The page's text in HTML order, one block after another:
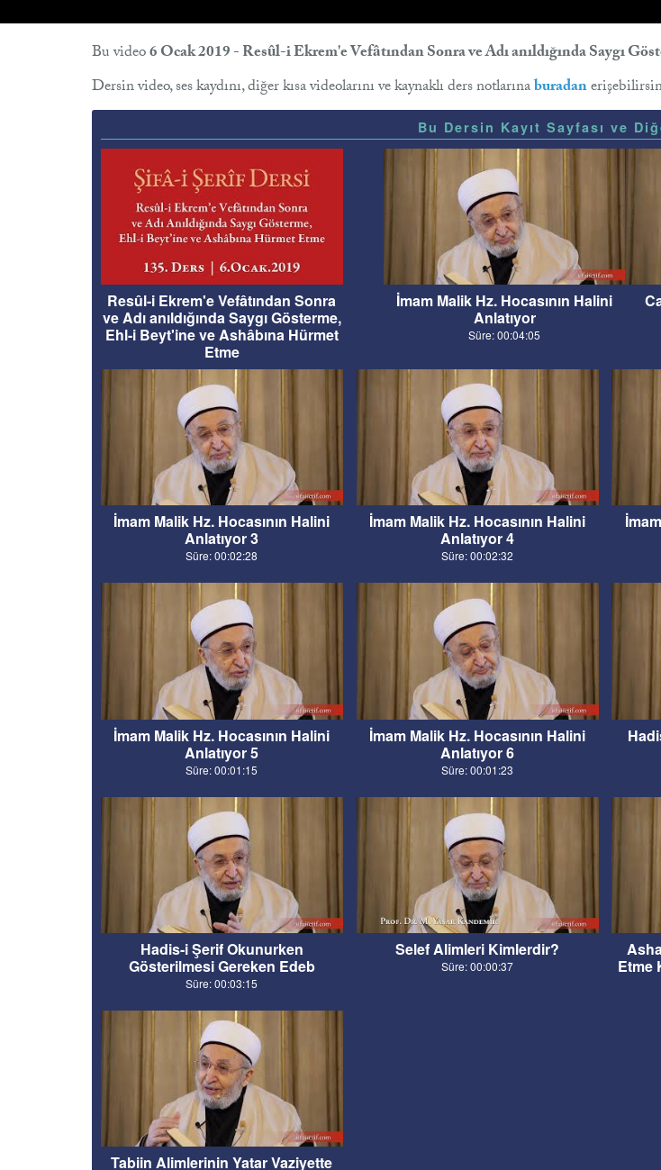
Bu video6 Ocak 2019 - Resûl-i Ekrem'e Vefâtından Sonra ve Adı anıldığında Saygı
Dersin video, ses kaydını, diğer kısa videolarını ve kaynaklı ders notlarınaburadan
Bu Dersin Kayıt Sayfası ve
Resûl-i Ekrem'e Vefâtından Sonra
ve Adı anıldığında Saygı Gösterme,
Ehl-i Beyt'ine ve Ashâbına Hürmet
Etme
İmam Malik Hz. Hocasının Halini
Anlatıyor
Süre: 00:04:05
İmam Malik Hz. Hocasının Halini
Anlatıyor 3
Süre: 00:02:28
İmam Malik Hz. Hocasının Halini
Anlatıyor 4
Süre: 00:02:32
İmam Malik Hz. Hocasının Halini
Anlatıyor 5
Süre: 00:01:15
İmam Malik Hz. Hocasının Halini
Anlatıyor 6
Süre: 00:01:23
Hadis-i Şerif Okunurken
Gösterilmesi Gereken Edeb
Süre: 00:03:15
Selef Alimleri Kimlerdir?
Süre: 00:00:37
Etme
Tabiin Alimlerinin Yatar Vaziyette